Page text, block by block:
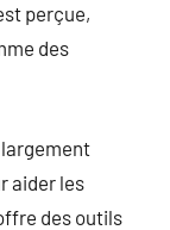
perçue,
des
aider les
des outils